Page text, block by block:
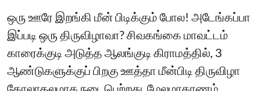
ஒரு ஊரே இறங்கி மீன் பிடிக்கும் போல! அடேங்கப்பா
இப்படி ஒரு திருவிழாவா? சிவகங்கை மாவட்டம்
காரைக்குடி அடுத்த ஆலங்குடி கிராமத்தில், 3
ஆண்டுகளுக்குப் பிறகு ஊத்தா மீன்பிடி திருவிழா
கோலாகலமாக நடைபெற்றது. மேலமாகாணம்